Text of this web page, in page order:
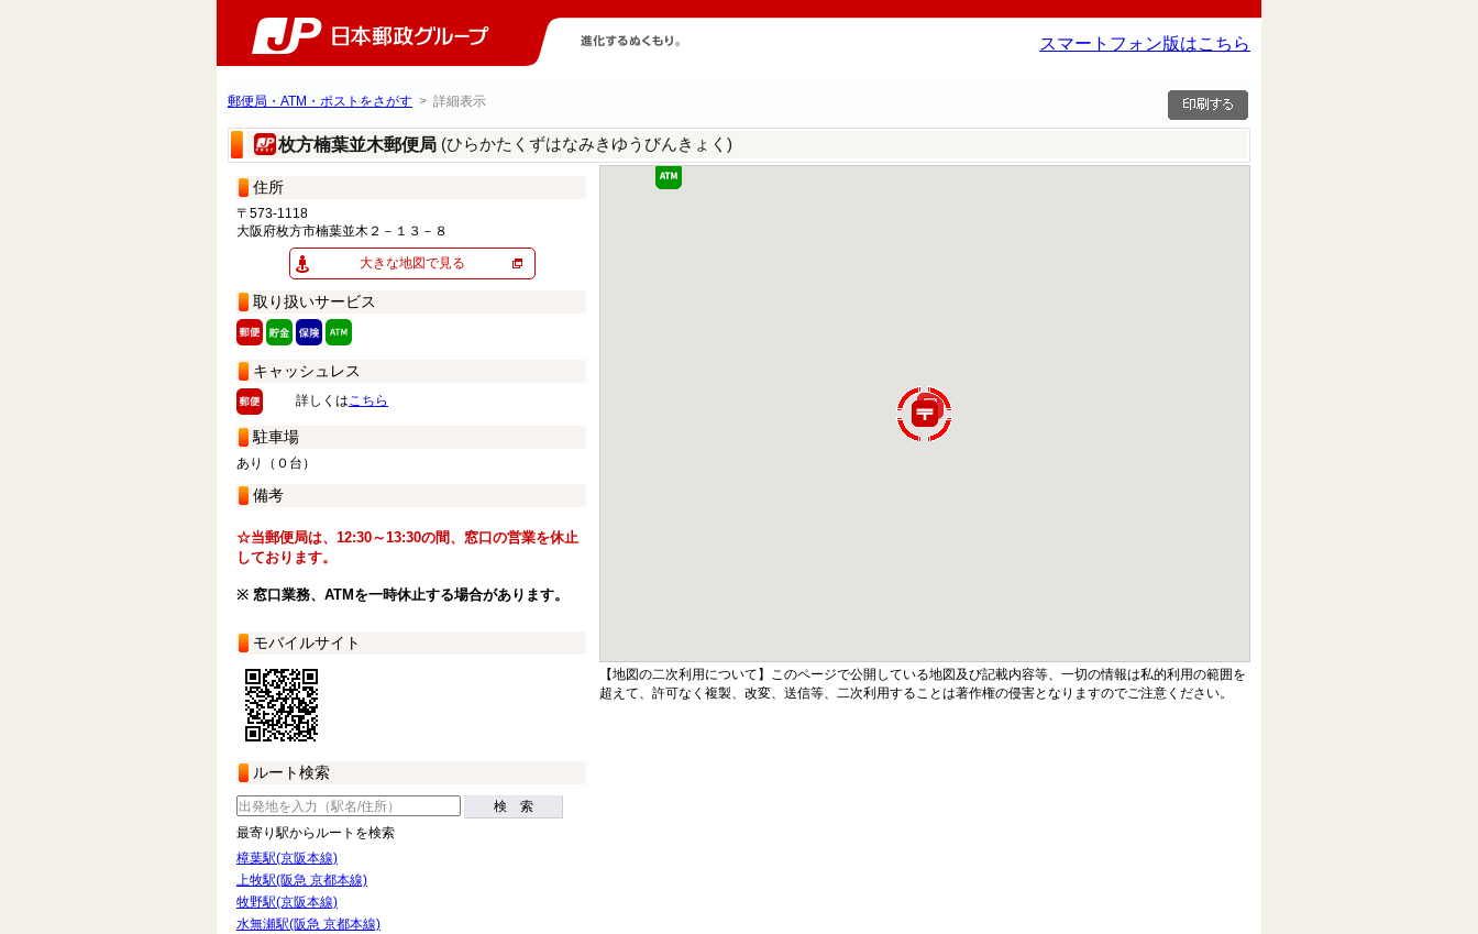
スマートフォン版はこちら
郵便局・ATM・ポストをさがす > 詳細表示
枚方楠葉並木郵便局 (ひらかたくずはなみきゆうびんきょく)
住所
〒573-1118
大阪府枚方市楠葉並木２－１３－８
大きな地図で見る
取り扱いサービス
キャッシュレス
詳しくはこちら
駐車場
あり（０台）
備考
☆当郵便局は、12:30～13:30の間、窓口の営業を休止
しております。
※ 窓口業務、ATMを一時休止する場合があります。
モバイルサイト
ルート検索
検 索
最寄り駅からルートを検索
樟葉駅(京阪本線)
上牧駅(阪急 京都本線)
牧野駅(京阪本線)
水無瀬駅(阪急 京都本線)
【地図の二次利用について】このページで公開している地図及び記載内容等、一切の情報は私的利用の範囲を
超えて、許可なく複製、改変、送信等、二次利用することは著作権の侵害となりますのでご注意ください。